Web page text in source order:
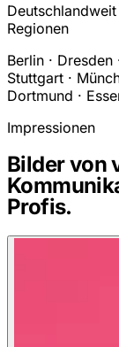
Regionen
Berlin · Dresden
Stuttgart ·
Dortmund ·
Impressionen
Bilder von
Profis.